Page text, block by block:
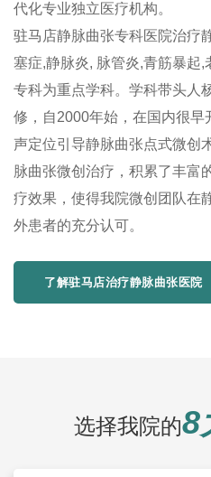
代化专业独立医疗机构。
驻马店静脉曲张专科医院治疗
塞症,静脉炎, 脉管炎,青筋暴起,
专科为重点学科。学科带头人
修，自2000年始，在国内很早
声定位引导静脉曲张点式微创
脉曲张微创治疗，积累了丰富
疗效果，使得我院微创团队在
外患者的充分认可。
了解驻马店治疗静脉曲张医院
选择我院的8